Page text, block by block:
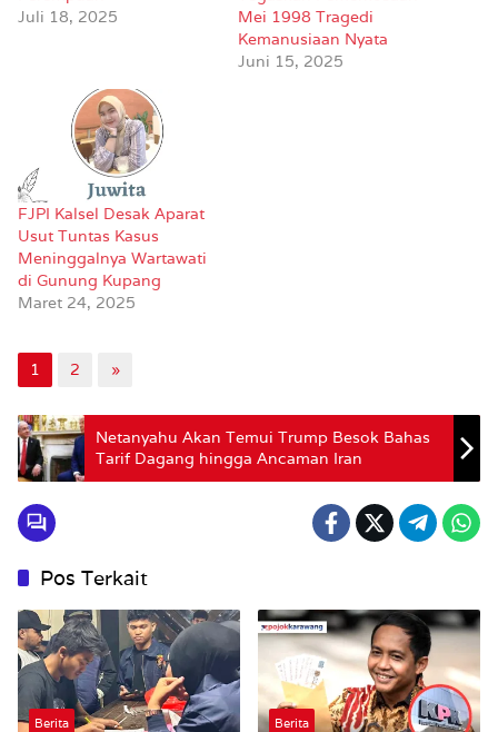
Juli 18, 2025
Mei 1998 Tragedi
Kemanusiaan Nyata
Juni 15, 2025
FJPI Kalsel Desak Aparat
Usut Tuntas Kasus
Meninggalnya Wartawati
di Gunung Kupang
Maret 24, 2025
1 2 »
Netanyahu Akan Temui Trump Besok Bahas
Tarif Dagang hingga Ancaman Iran
Pos Terkait
Berita Berita